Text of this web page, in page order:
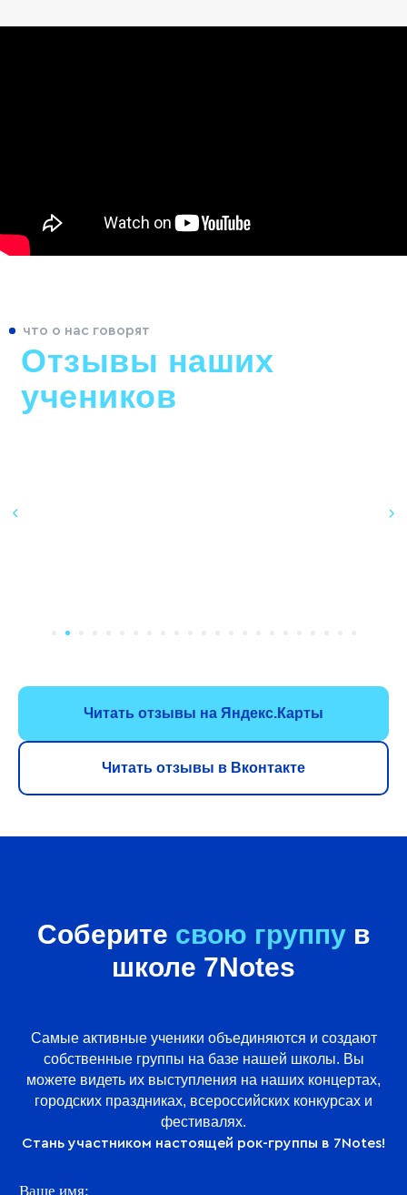
что о нас говорят
Отзывы наших
учеников
Читать отзывы на Яндекс.Карты
Читать отзывы в Вконтакте
Соберите свою группу в
школе 7Notes
Самые активные ученики объединяются и создают
собственные группы на базе нашей школы. Вы
можете видеть их выступления на наших концертах,
городских праздниках, всероссийских конкурсах и
фестивалях.
Стань участником настоящей рок-группы в 7Notes!